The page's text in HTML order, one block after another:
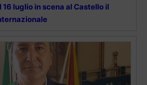
16 luglio in scena al Castello il